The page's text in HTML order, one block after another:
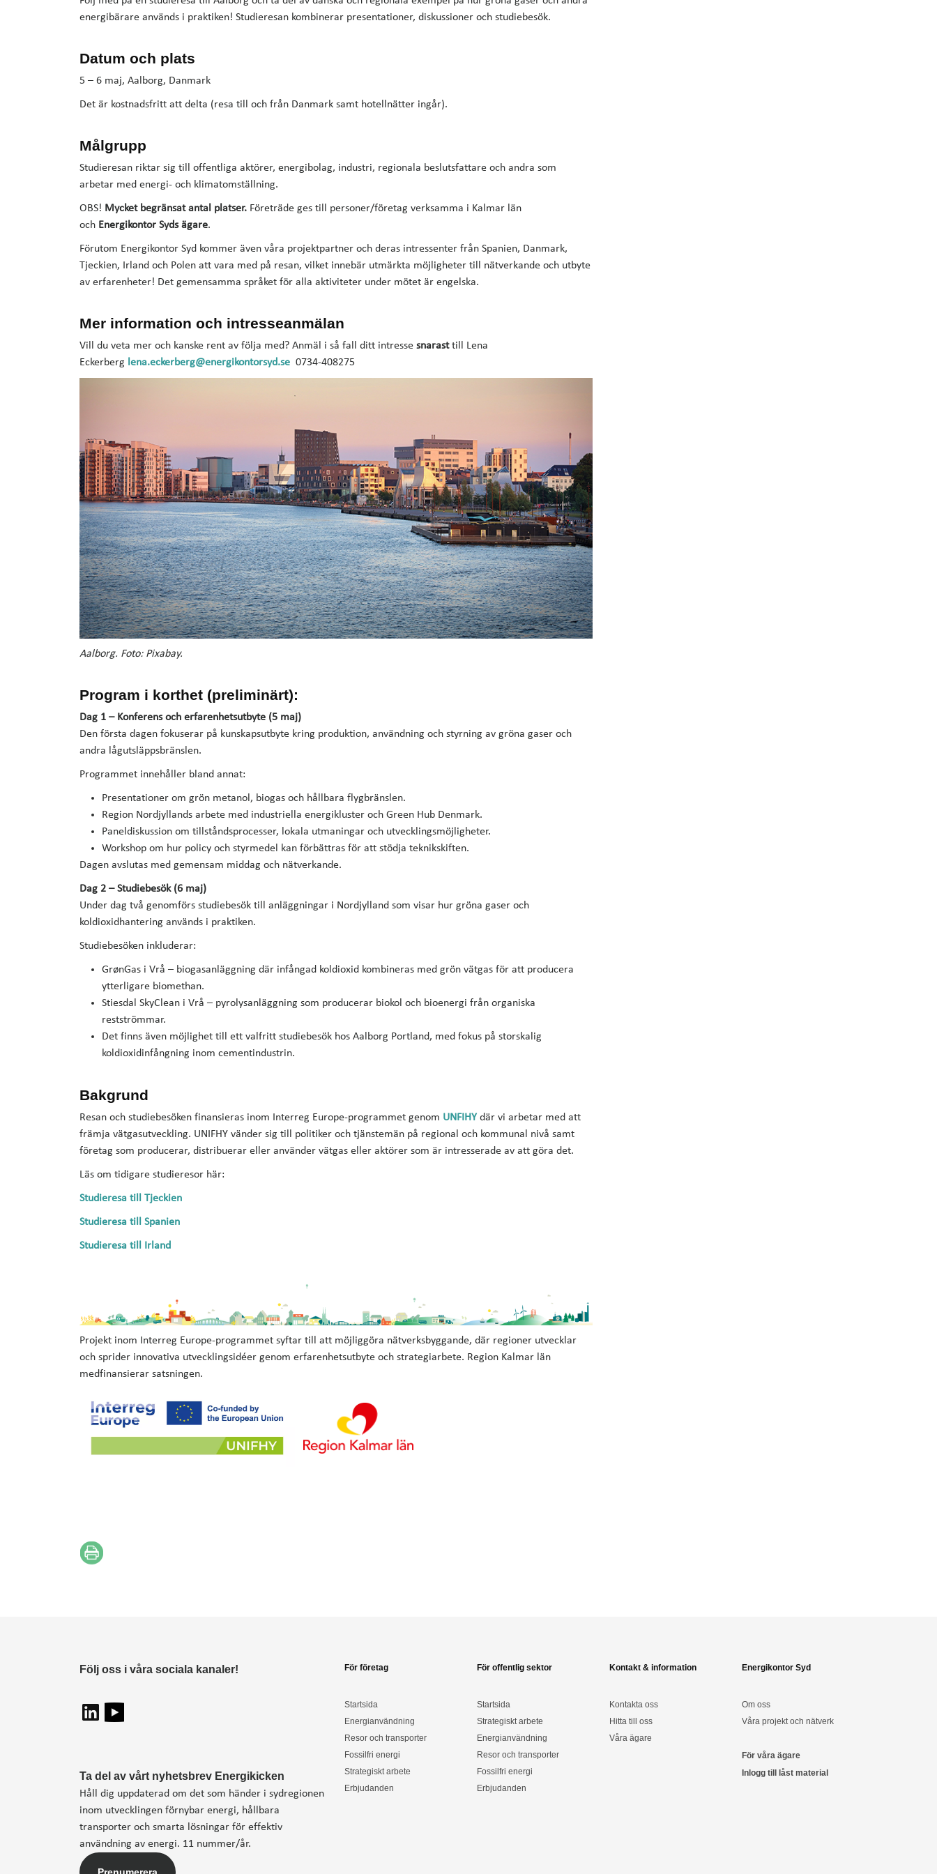
energibärare används i praktiken! Studieresan kombinerar presentationer, diskussioner och studiebesök.
Datum och plats
5 – 6 maj, Aalborg, Danmark
Det är kostnadsfritt att delta (resa till och från Danmark samt hotellnätter ingår).
Målgrupp
Studieresan riktar sig till offentliga aktörer, energibolag, industri, regionala beslutsfattare och andra som
arbetar med energi- och klimatomställning.
OBS! Mycket begränsat antal platser. Företräde ges till personer/företag verksamma i Kalmar län
och Energikontor Syds ägare.
Förutom Energikontor Syd kommer även våra projektpartner och deras intressenter från Spanien, Danmark,
Tjeckien, Irland och Polen att vara med på resan, vilket innebär utmärkta möjligheter till nätverkande och utbyte
av erfarenheter! Det gemensamma språket för alla aktiviteter under mötet är engelska.
Mer information och intresseanmälan
Vill du veta mer och kanske rent av följa med? Anmäl i så fall ditt intresse snarasttill Lena
Eckerberg lena.eckerberg@energikontorsyd.se 0734-408275
Aalborg. Foto: Pixabay.
Program i korthet (preliminärt):
Dag 1 – Konferens och erfarenhetsutbyte (5 maj)
Den första dagen fokuserar på kunskapsutbyte kring produktion, användning och styrning av gröna gaser och
andra lågutsläppsbränslen.
Programmet innehåller bland annat:
Presentationer om grön metanol, biogas och hållbara flygbränslen.
Region Nordjyllands arbete med industriella energikluster och Green Hub Denmark.
Paneldiskussion om tillståndsprocesser, lokala utmaningar och utvecklingsmöjligheter.
Workshop om hur policy och styrmedel kan förbättras för att stödja teknikskiften.
Dagen avslutas med gemensam middag och nätverkande.
Dag 2 – Studiebesök (6 maj)
Under dag två genomförs studiebesök till anläggningar i Nordjylland som visar hur gröna gaser och
koldioxidhantering används i praktiken.
Studiebesöken inkluderar:
GrønGas i Vrå – biogasanläggning där infångad koldioxid kombineras med grön vätgas för att producera
ytterligare biomethan.
Stiesdal SkyClean i Vrå – pyrolysanläggning som producerar biokol och bioenergi från organiska
restströmmar.
Det finns även möjlighet till ett valfritt studiebesök hos Aalborg Portland, med fokus på storskalig
koldioxidinfångning inom cementindustrin.
Bakgrund
Resan och studiebesöken finansieras inom Interreg Europe-programmet genom UNFIHY där vi arbetar med att
främja vätgasutveckling. UNIFHY vänder sig till politiker och tjänstemän på regional och kommunal nivå samt
företag som producerar, distribuerar eller använder vätgas eller aktörer som är intresserade av att göra det.
Läs om tidigare studieresor här:
Studieresa till Tjeckien
Studieresa till Spanien
Studieresa till Irland
Projekt inom Interreg Europe-programmet syftar till att möjliggöra nätverksbyggande, där regioner utvecklar
och sprider innovativa utvecklingsidéer genom erfarenhetsutbyte och strategiarbete. Region Kalmar län
medfinansierar satsningen.
Ta del av vårt nyhetsbrev Energikicken
Håll dig uppdaterad om det som händer i sydregionen
inom utvecklingen förnybar energi, hållbara
transporter och smarta lösningar för effektiv
användning av energi. 11 nummer/år.
Följ oss i våra sociala kanaler! För företag
Startsida
Energianvändning
Resor och transporter
Fossilfri energi
Strategiskt arbete
Erbjudanden
För offentlig sektor
Startsida
Strategiskt arbete
Energianvändning
Resor och transporter
Fossilfri energi
Erbjudanden
Kontakt & information
Kontakta oss
Hitta till oss
Våra ägare
Energikontor Syd
Om oss
Våra projekt och nätverk
För våra ägare
Inlogg till låst material